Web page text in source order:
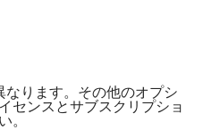
ります。その他のオプシ
センスとサブスクリプショ
。